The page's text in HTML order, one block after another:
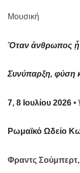
Μουσική
Ὅταν ἄνθρωπος ᾖ
Συνύπαρξη, φύση
7, 8 Ιουλίου 2026 •
Ρωμαϊκό Ωδείο
Φραντς Σούμπερτ,